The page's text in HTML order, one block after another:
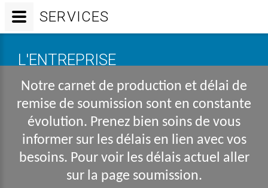
L'ENTREPRISE
Notre carnet de production et délai de
remise de soumission sont en constante
évolution. Prenez bien soins de vous
informer sur les délais en lien avec vos
besoins. Pour voir les délais actuel aller
sur la page soumission.
SERVICES